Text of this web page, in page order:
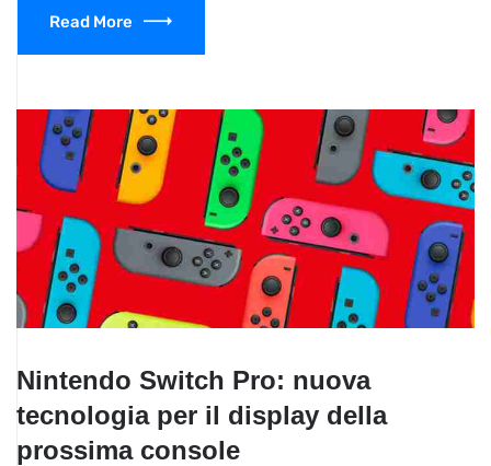
Read More
Nintendo Switch Pro: nuova
tecnologia per il display della
prossima console